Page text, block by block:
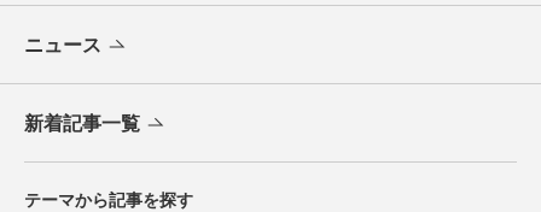
ニュース
新着記事一覧
テーマから記事を探す